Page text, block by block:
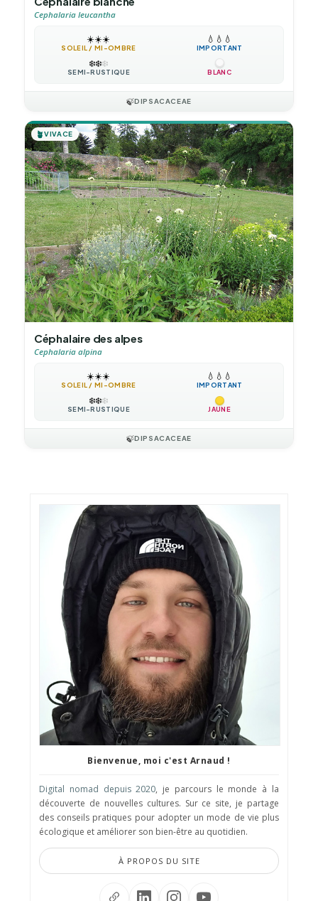
Cephalaria leucantha
☀️☀️☀️
SOLEIL / MI-OMBRE
💧 💧 💧
IMPORTANT
❄️❄️❄️
SEMI-RUSTIQUE BLANC
🍃DIPSACACEAE
🪴VIVACE
Céphalaire des alpes
Cephalaria alpina
☀️☀️☀️
SOLEIL / MI-OMBRE
💧 💧 💧
IMPORTANT
❄️❄️❄️
SEMI-RUSTIQUE JAUNE
🍃DIPSACACEAE
Bienvenue, moi c'est Arnaud !
Digital nomad depuis 2020, je parcours le monde à la
découverte de nouvelles cultures. Sur ce site, je partage
des conseils pratiques pour adopter un mode de vie plus
écologique et améliorer son bien-être au quotidien.
À PROPOS DU SITE